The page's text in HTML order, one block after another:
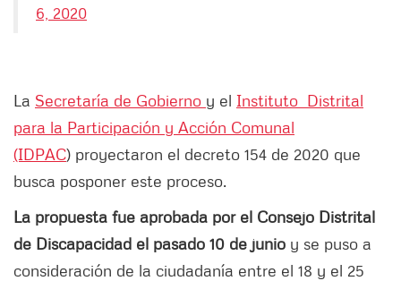
6, 2020
La Secretaría de Gobierno y el Instituto Distrital
para la Participación y Acción Comunal
(IDPAC) proyectaron el decreto 154 de 2020 que
busca posponer este proceso.
La propuesta fue aprobada por el Consejo Distrital
de Discapacidad el pasado 10 de junio y se puso a
consideración de la ciudadanía entre el 18 y el 25